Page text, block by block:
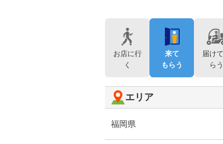
お店に行
く
来て
もらう
届け
らう
エリア
福岡県